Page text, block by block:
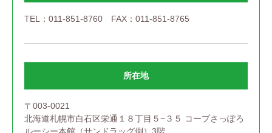
TEL：011-851-8760 FAX：011-851-8765
所在地
〒003-0021
北海道札幌市白石区栄通１８丁目５−３５ コープさっぽろ
ルーシー本館（サンドラッグ側）3階